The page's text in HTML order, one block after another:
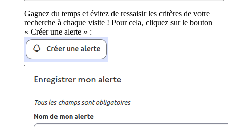
Gagnez du temps et évitez de ressaisir les critères de votre
recherche à chaque visite ! Pour cela, cliquez sur le bouton
« Créer une alerte » :